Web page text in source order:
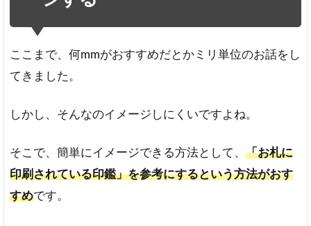
ここまで、何mmがおすすめだとかミリ単位のお話をし
てきました。
しかし、そんなのイメージしにくいですよね。
そこで、簡単にイメージできる方法として、 「お札に
印刷されている印鑑」を参考にするという方法がおす
すめです。